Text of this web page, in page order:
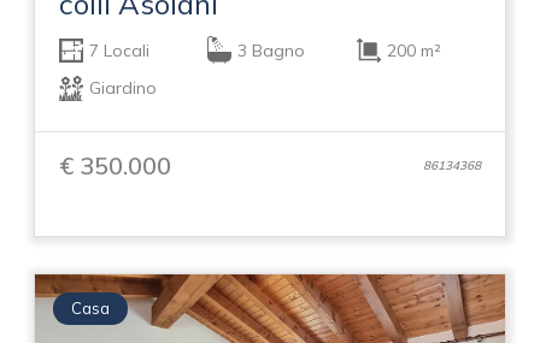
7 Locali 3 Bagno
200 m²
Giardino
€ 350.000 86134368
Casa